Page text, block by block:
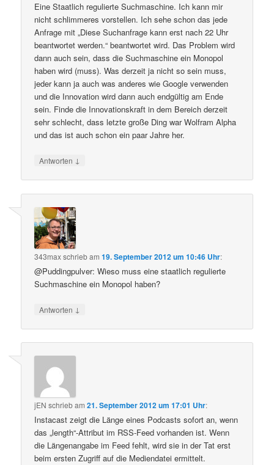
Eine Staatlich regulierte Suchmaschine. Ich kann mir
nicht schlimmeres vorstellen. Ich sehe schon das jede
Anfrage mit „Diese Suchanfrage kann erst nach 22 Uhr
beantwortet werden.“ beantwortet wird. Das Problem wird
dann auch sein, dass die Suchmaschine ein Monopol
haben wird (muss). Was derzeit ja nicht so sein muss,
jeder kann ja auch was anderes wie Google verwenden
und die Innovation wird dann auch endgültig am Ende
sein. Finde die Innovationskraft in dem Bereich derzeit
sehr schlecht, dass letzte große Ding war Wolfram Alpha
und das ist auch schon ein paar Jahre her.
Antworten ↓
343maxschriebam19. September 2012 um 10:46 Uhr:
@Puddingpulver: Wieso muss eine staatlich regulierte
Suchmaschine ein Monopol haben?
Antworten ↓
jEN schriebam21. September 2012 um 17:01 Uhr:
Instacast zeigt die Länge eines Podcasts sofort an, wenn
das „length“-Attribut im RSS-Feed vorhanden ist. Wenn
die Längenangabe im Feed fehlt, wird sie in der Tat erst
beim ersten Zugriff auf die Mediendatei ermittelt.